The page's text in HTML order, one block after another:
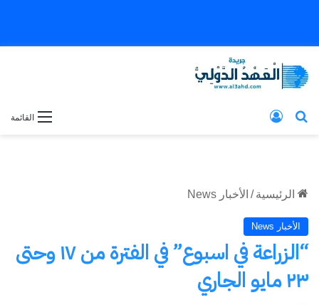
القائمة بحث عن
الرئيسية / الأخبار News
الأخبار News
“الزراعة في اسبوع” في الفترة من ١٧ وحتى
٢٣ مايو الجاري